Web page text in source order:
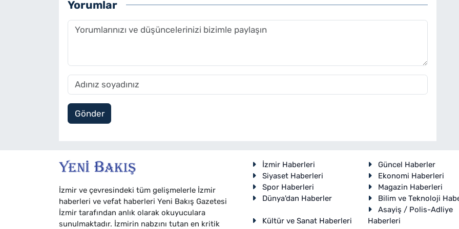
Yorumlar
Gönder
İzmir ve çevresindeki tüm gelişmelerle İzmir
haberleri ve vefat haberleri Yeni Bakış Gazetesi
İzmir tarafından anlık olarak okuyuculara
sunulmaktadır. İzmirin nabzını tutan en kritik
İzmir Haberleri
Güncel Haberler
Siyaset Haberleri
Ekonomi Haberleri
Spor Haberleri
Magazin Haberleri
Dünya'dan Haberler
Bilim ve Teknoloji
Kültür ve Sanat Haberleri
Asayiş / Polis-Adliye
Haberleri